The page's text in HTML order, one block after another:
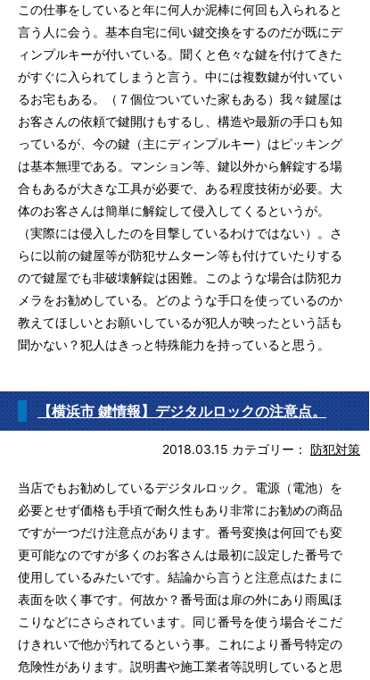
この仕事をしていると年に何人か泥棒に何回も入られると
言う人に会う。基本自宅に伺い鍵交換をするのだが既にデ
ィンプルキーが付いている。聞くと色々な鍵を付けてきた
がすぐに入られてしまうと言う。中には複数鍵が付いてい
るお宅もある。（７個位ついていた家もある）我々鍵屋は
お客さんの依頼で鍵開けもするし、構造や最新の手口も知
っているが、今の鍵（主にディンプルキー）はピッキング
は基本無理である。マンション等、鍵以外から解錠する場
合もあるが大きな工具が必要で、ある程度技術が必要。大
体のお客さんは簡単に解錠して侵入してくるというが。
（実際には侵入したのを目撃しているわけではない）。さ
らに以前の鍵屋等が防犯サムターン等も付けていたりする
ので鍵屋でも非破壊解錠は困難。このような場合は防犯カ
メラをお勧めしている。どのような手口を使っているのか
教えてほしいとお願いしているが犯人が映ったという話も
聞かない？犯人はきっと特殊能力を持っていると思う。
【横浜市 鍵情報】デジタルロックの注意点。
2018.03.15 カテゴリー： 防犯対策
当店でもお勧めしているデジタルロック。電源（電池）を
必要とせず価格も手頃で耐久性もあり非常にお勧めの商品
ですが一つだけ注意点があります。番号変換は何回でも変
更可能なのですが多くのお客さんは最初に設定した番号で
使用しているみたいです。結論から言うと注意点はたまに
表面を吹く事です。何故か？番号面は扉の外にあり雨風ほ
こりなどにさらされています。同じ番号を使う場合そこだ
けきれいで他か汚れてるという事。これにより番号特定の
危険性があります。説明書や施工業者等説明していると思